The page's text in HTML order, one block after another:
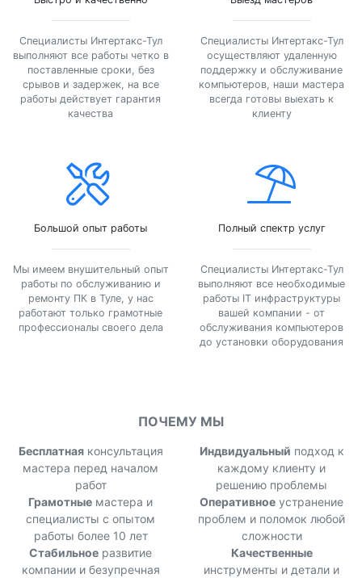
Специалисты Интертакс-Тул
выполняют все работы четко в
поставленные сроки, без
срывов и задержек, на все
работы действует гарантия
качества
Специалисты Интертакс-Тул
осуществляют удаленную
поддержку и обслуживание
компьютеров, наши мастера
всегда готовы выехать к
клиенту
Большой опыт работы
Мы имеем внушительный опыт
работы по обслуживанию и
ремонту ПК в Туле, у нас
работают только грамотные
профессионалы своего дела
Полный спектр услуг
Специалисты Интертакс-Тул
выполняют все необходимые
работы IT инфраструктуры
вашей компании - от
обслуживания компьютеров
до установки оборудования
ПОЧЕМУ МЫ
Бесплатнаяконсультация
мастера перед началом
работ
Индвидуальный подход к
каждому клиенту и
решению проблемы
Грамотные мастера и
специалисты с опытом
работы более 10 лет
Оперативное устранение
проблем и поломок любой
сложности
Стабильное развитие
компании и безупречная
Качественные
инструменты и детали и